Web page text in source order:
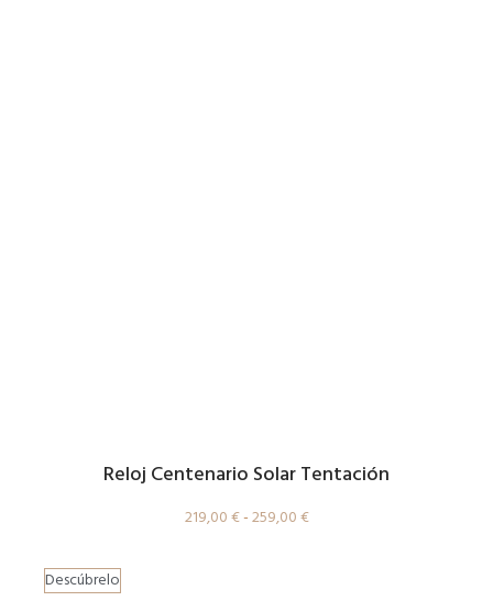
Reloj Centenario Solar Tentación
219,00 €- 259,00 €
Descúbrelo